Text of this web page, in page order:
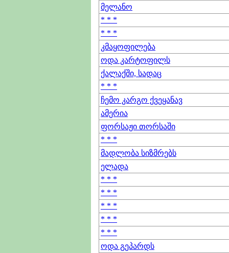
მელანო
* * *
* * *
კმაყოფილება
ოდა კარტოფილს
ქალაქში, სადაც
* * *
ჩემო კარგო ქვეყანავ
ამერია
ფორსაჟი თორსაში
* * *
მადლობა სიზმრებს
ელადა
* * *
* * *
* * *
* * *
* * *
ოდა გეპარდს